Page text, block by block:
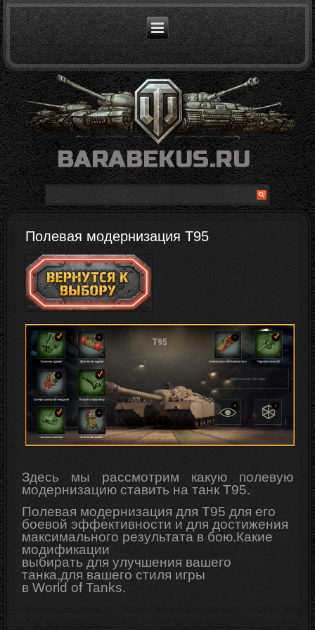
Полевая модернизация T95
Здесь мы рассмотрим какую полевую
модернизацию ставить на танк T95.
Полевая модернизация для T95 для его
боевой эффективности и для достижения
максимального результата в бою.Какие
модификации
выбирать дляулучшения вашего
танка,для вашего стиля игры
вWorld ofTanks.